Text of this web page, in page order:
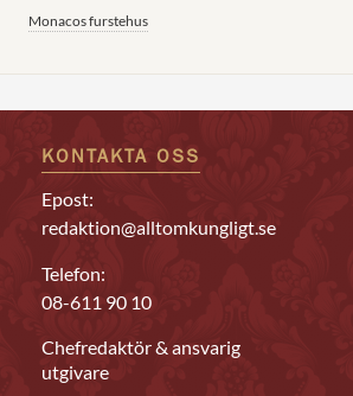
Monacos furstehus
KONTAKTA OSS
Epost:
redaktion@alltomkungligt.se
Telefon:
08-611 90 10
Chefredaktör & ansvarig
utgivare